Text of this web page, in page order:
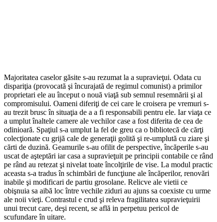
Majoritatea caselor găsite s-au rezumat la a supravieţui. Odata cu
dispariţia (provocată şi încurajată de regimul comunist) a primilor
proprietari ele au început o nouă viaţă sub semnul resemnării şi al
compromisului. Oameni diferiţi de cei care le croisera pe vremuri s-
au trezit brusc în situaţia de a a fi responsabili pentru ele. Iar viaţa ce
a umplut înaltele camere ale vechilor case a fost diferita de cea de
odinioară. Spaţiul s-a umplut la fel de greu ca o bibliotecă de cărţi
colecţionate cu grijă cale de generaţii golită şi re-umplută cu ziare şi
cărti de duzină. Geamurile s-au ofilit de perspective, încăperile s-au
uscat de aşteptări iar casa a supravieţuit pe principii contabile ce rând
pe rând au retezat şi nivelat toate încolţirile de vise. La modul practic
aceasta s-a tradus în schimbări de funcţiune ale încăperilor, renovări
inabile şi modificari de partiu grosolane. Relicve ale vietii ce
obişnuia sa aibă loc între vechile ziduri au ajuns sa coexiste cu urme
ale noii vieţi. Contrastul e crud şi releva fragilitatea supravieţuirii
unui trecut care, deşi recent, se află in perpetuu pericol de
scufundare în uitare.